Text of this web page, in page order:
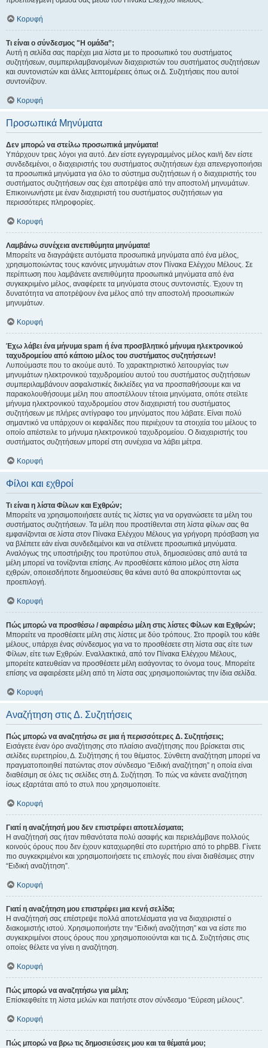
Κορυφή
Τι είναι ο σύνδεσμος "Η ομάδα”;
Αυτή η σελίδα σας παρέχει μια λίστα με το προσωπικό του συστήματος
συζητήσεων, συμπεριλαμβανομένων διαχειριστών του συστήματος συζητήσεων
και συντονιστών και άλλες λεπτομέρειες όπως οι Δ. Συζητήσεις που αυτοί
συντονίζουν.
Κορυφή
Προσωπικά Μηνύματα
Δεν μπορώ να στείλω προσωπικά μηνύματα!
Υπάρχουν τρεις λόγοι για αυτό. Δεν είστε εγγεγραμμένος μέλος και/ή δεν είστε
συνδεδεμένοι, ο διαχειριστής του συστήματος συζητήσεων έχει απενεργοποιήσει
τα προσωπικά μηνύματα για όλο το σύστημα συζητήσεων ή ο διαχειριστής του
συστήματος συζητήσεων σας έχει αποτρέψει από την αποστολή μηνυμάτων.
Επικοινωνήστε με έναν διαχειριστή του συστήματος συζητήσεων για
περισσότερες πληροφορίες.
Κορυφή
Λαμβάνω συνέχεια ανεπιθύμητα μηνύματα!
Μπορείτε να διαγράψετε αυτόματα προσωπικά μηνύματα από ένα μέλος,
χρησιμοποιώντας τους κανόνες μηνυμάτων στον Πίνακα Ελέγχου Μέλους. Σε
περίπτωση που λαμβάνετε ανεπιθύμητα προσωπικά μηνύματα από ένα
συγκεκριμένο μέλος, αναφέρετε τα μηνύματα στους συντονιστές. Έχουν τη
δυνατότητα να αποτρέψουν ένα μέλος από την αποστολή προσωπικών
μηνυμάτων.
Κορυφή
Έχω λάβει ένα μήνυμα spam ή ένα προσβλητικό μήνυμα ηλεκτρονικού
ταχυδρομείου από κάποιο μέλος του συστήματος συζητήσεων!
Λυπούμαστε που το ακούμε αυτό. Το χαρακτηριστικό λειτουργίας των
μηνυμάτων ηλεκτρονικού ταχυδρομείου αυτού του συστήματος συζητήσεων
συμπεριλαμβάνουν ασφαλιστικές δικλείδες για να προσπαθήσουμε και να
παρακολουθήσουμε μέλη που αποστέλλουν τέτοια μηνύματα, οπότε στείλτε
μήνυμα ηλεκτρονικού ταχυδρομείου στον διαχειριστή του συστήματος
συζητήσεων με πλήρες αντίγραφο του μηνύματος που λάβατε. Είναι πολύ
σημαντικό να υπάρχουν οι κεφαλίδες που περιέχουν τα στοιχεία του μέλους το
οποίο απέστειλε το μήνυμα ηλεκτρονικού ταχυδρομείου. Ο διαχειριστής του
συστήματος συζητήσεων μπορεί στη συνέχεια να λάβει μέτρα.
Κορυφή
Φίλοι και εχθροί
Τι είναι η λίστα Φίλων και Εχθρών;
Μπορείτε να χρησιμοποιήσετε αυτές τις λίστες για να οργανώσετε τα μέλη του
συστήματος συζητήσεων. Τα μέλη που προστίθενται στη λίστα φίλων σας θα
εμφανίζονται σε λίστα στον Πίνακα Ελέγχου Μέλους για γρήγορη πρόσβαση για
να βλέπετε εάν είναι συνδεδεμένοι και να στέλνετε προσωπικά μηνύματα.
Αναλόγως της υποστήριξης του προτύπου στυλ, δημοσιεύσεις από αυτά τα
μέλη μπορεί να τονίζονται επίσης. Αν προσθέσετε κάποιο μέλος στη λίστα
εχθρών, οποιεσδήποτε δημοσιεύσεις θα κάνει αυτό θα αποκρύπτονται ως
προεπιλογή.
Κορυφή
Πώς μπορώ να προσθέσω / αφαιρέσω μέλη στις λίστες Φίλων και Εχθρών;
Μπορείτε να προσθέσετε μέλη στις λίστες με δύο τρόπους. Στο προφίλ του κάθε
μέλους, υπάρχει ένας σύνδεσμος για να το προσθέσετε στη λίστα σας είτε των
Φίλων, είτε των Εχθρών. Εναλλακτικά, από τον Πίνακα Ελέγχου Μέλους,
μπορείτε κατευθείαν να προσθέσετε μέλη εισάγοντας το όνομα τους. Μπορείτε
επίσης να αφαιρέσετε μέλη από τη λίστα σας χρησιμοποιώντας την ίδια σελίδα.
Κορυφή
Αναζήτηση στις Δ. Συζητήσεις
Πώς μπορώ να αναζητήσω σε μια ή περισσότερες Δ. Συζητήσεις;
Εισάγετε έναν όρο αναζήτησης στο πλαίσιο αναζήτησης που βρίσκεται στις
σελίδες ευρετηρίου, Δ. Συζήτησης ή του θέματος. Σύνθετη αναζήτηση μπορεί να
πραγματοποιηθεί πατώντας στον σύνδεσμο “Ειδική αναζήτηση” η οποία είναι
διαθέσιμη σε όλες τις σελίδες στη Δ. Συζήτηση. Το πώς να κάνετε αναζήτηση
ίσως εξαρτάται από το στυλ που χρησιμοποιείτε.
Κορυφή
Γιατί η αναζήτησή μου δεν επιστρέφει αποτελέσματα;
Η αναζήτησή σας ήταν πιθανότατα πολύ ασαφής και περιελάμβανε πολλούς
κοινούς όρους που δεν έχουν καταχωρηθεί στο ευρετήριο από το phpBB. Γίνετε
πιο συγκεκριμένοι και χρησιμοποιήσετε τις επιλογές που είναι διαθέσιμες στην
“Ειδική αναζήτηση”.
Κορυφή
Γιατί η αναζήτηση μου επιστρέφει μια κενή σελίδα;
Η αναζήτησή σας επέστρεψε πολλά αποτελέσματα για να διαχειριστεί ο
διακομιστής ιστού. Χρησιμοποιήστε την “Ειδική αναζήτηση” και να είστε πιο
συγκεκριμένοι στους όρους που χρησιμοποιούνται και τις Δ. Συζητήσεις στις
οποίες θέλετε να γίνει η αναζήτηση.
Κορυφή
Πώς μπορώ να αναζητήσω για μέλη;
Επίσκεφθείτε τη λίστα μελών και πατήστε στον σύνδεσμο “Εύρεση μέλους”.
Κορυφή
Πώς μπορώ να βρω τις δημοσιεύσεις μου και τα θέματά μου;